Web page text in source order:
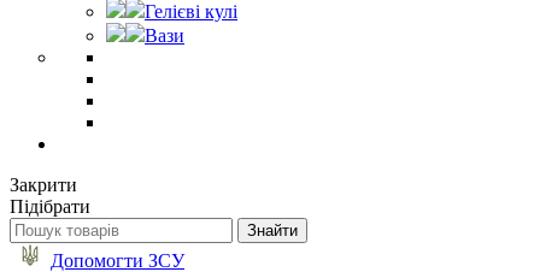
Гелієві кулі
Вази
Закрити
Підібрати
Допомогти ЗСУ